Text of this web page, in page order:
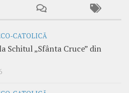
CATOLICĂ
Schitul „Sfânta Cruce” din